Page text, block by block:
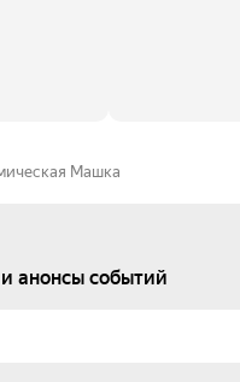
Машка
анонсы событий